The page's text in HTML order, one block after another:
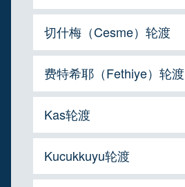
切什梅（Cesme）轮渡
费特希耶（Fethiye）轮渡
Kas轮渡
Kucukkuyu轮渡